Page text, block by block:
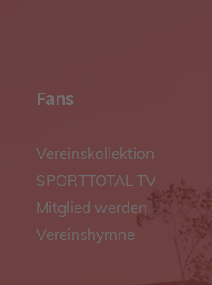
Fans
Vereinskollektion
SPORTTOTAL TV
Mitglied werden
Vereinshymne